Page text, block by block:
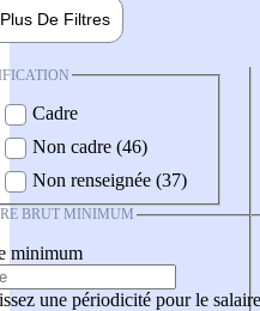
Plus De Filtres
Cadre
Non cadre (46)
Non renseignée (37)
BRUT MINIMUM
minimum
une périodicité pour le